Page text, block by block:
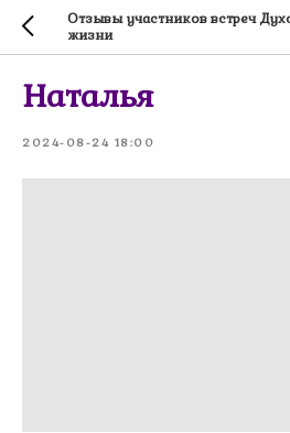
Отзывы участников встреч
жизни
Наталья
2024-08-24 18:00